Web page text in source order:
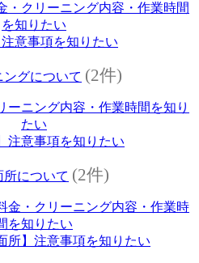
・クリーニング内容・作業時間
を知りたい
注意事項を知りたい
グについて (2件)
ーニング内容・作業時間を知り
たい
注意事項を知りたい
所について (2件)
金・クリーニング内容・作業時
を知りたい
所】注意事項を知りたい